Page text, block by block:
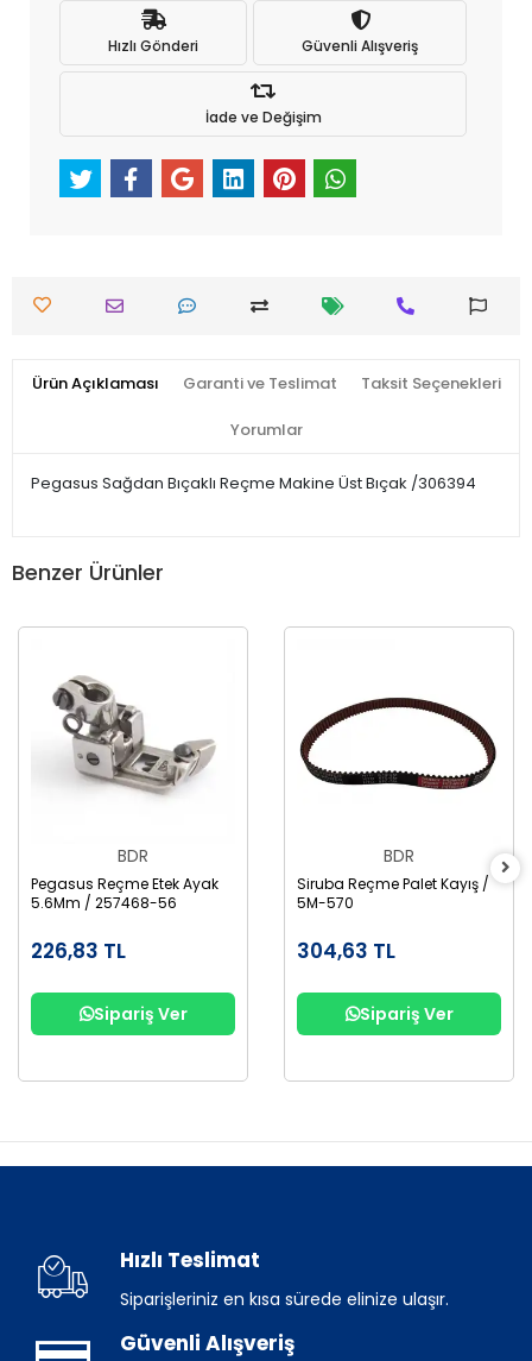
Hızlı Gönderi Güvenli Alışveriş
İade ve Değişim
Ürün Açıklaması Garanti ve Teslimat Taksit Seçenekleri
Yorumlar
Pegasus Sağdan Bıçaklı Reçme Makine Üst Bıçak /306394
Benzer Ürünler
BDR
Pegasus Reçme Etek Ayak
5.6Mm / 257468-56
226,83 TL
Sipariş Ver
BDR
Siruba Reçme Palet Kayış /
5M-570
304,63 TL
Sipariş Ver
Hızlı Teslimat
Siparişleriniz en kısa sürede elinize ulaşır.
Güvenli Alışveriş